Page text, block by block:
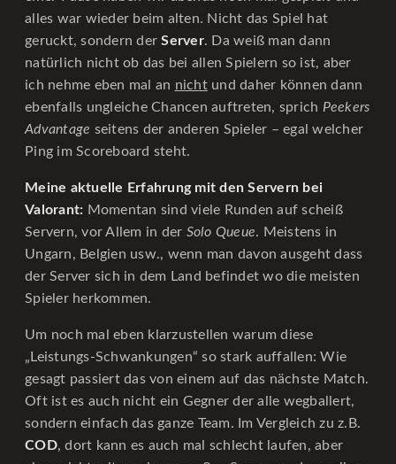
alles war wieder beim alten. Nicht das Spiel hat
geruckt, sondern derServer. Da weiß man dann
natürlich nicht ob das bei allen Spielern so ist, aber
ich nehme eben mal an nichtund daher können dann
ebenfalls ungleiche Chancen auftreten, sprich Peekers
Advantage seitens der anderen Spieler – egal welcher
Ping im Scoreboard steht.
Meine aktuelle Erfahrung mit den Servern bei
Valorant: Momentan sind viele Runden auf scheiß
Servern, vor Allem in der Solo Queue. Meistens in
Ungarn, Belgien usw., wenn man davon ausgeht dass
der Server sich in dem Land befindet wo die meisten
Spieler herkommen.
Um noch mal eben klarzustellen warum diese
„Leistungs-Schwankungen“ so stark auffallen: Wie
gesagt passiert das von einem auf das nächste Match.
Oft ist es auch nicht ein Gegner der alle wegballert,
sondern einfach das ganze Team. Im Vergleich zu z.B.
COD, dort kann es auch mal schlecht laufen, aber